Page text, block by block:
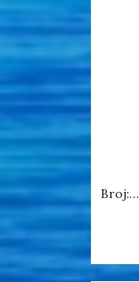
Broj:…